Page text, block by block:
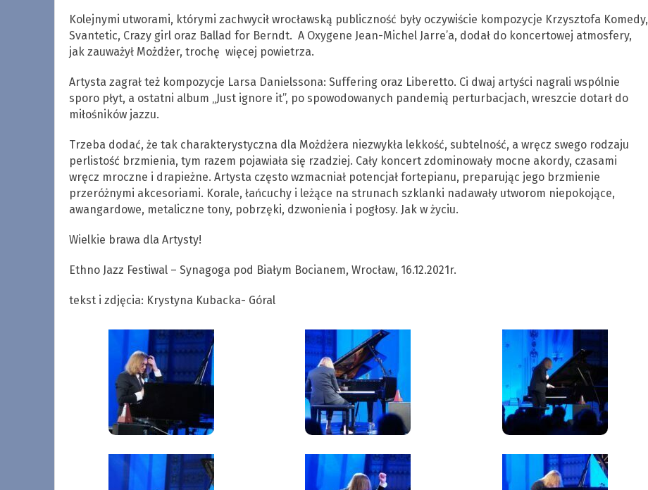
Kolejnymi utworami, którymi zachwycił wrocławską publiczność były oczywiście kompozycje Krzysztofa Komedy,
Svantetic, Crazy girl oraz Ballad for Berndt. A Oxygene Jean-Michel Jarre’a, dodał do koncertowej atmosfery,
jak zauważył Możdżer, trochę więcej powietrza.
Artysta zagrał też kompozycje Larsa Danielssona: Suffering oraz Liberetto. Ci dwaj artyści nagrali wspólnie
sporo płyt, a ostatni album „Just ignore it”, po spowodowanych pandemią perturbacjach, wreszcie dotarł do
miłośników jazzu.
Trzeba dodać, że tak charakterystyczna dla Możdżera niezwykła lekkość, subtelność, a wręcz swego rodzaju
perlistość brzmienia, tym razem pojawiała się rzadziej. Cały koncert zdominowały mocne akordy, czasami
wręcz mroczne i drapieżne. Artysta często wzmacniał potencjał fortepianu, preparując jego brzmienie
przeróżnymi akcesoriami. Korale, łańcuchy i leżące na strunach szklanki nadawały utworom niepokojące,
awangardowe, metaliczne tony, pobrzęki, dzwonienia i pogłosy. Jak w życiu.
Wielkie brawa dla Artysty!
Ethno Jazz Festiwal – Synagoga pod Białym Bocianem, Wrocław, 16.12.2021r.
tekst i zdjęcia: Krystyna Kubacka- Góral